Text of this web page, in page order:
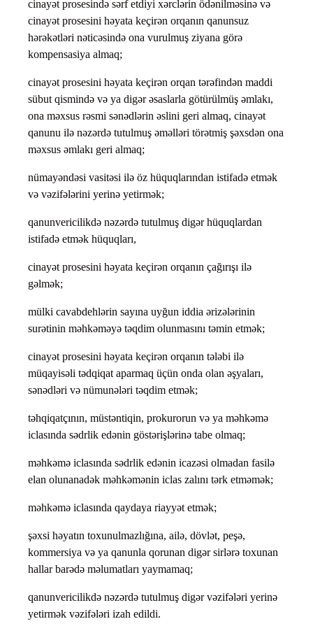
cinayət prosesində sərf etdiyi xərclərin ödənilməsinə və
cinayət prosesini həyata keçirən orqanın qanunsuz
hərəkətləri nəticəsində ona vurulmuş ziyana görə
kompensasiya almaq;
cinayət prosesini həyata keçirən orqan tərəfindən maddi
sübut qismində və ya digər əsaslarla götürülmüş əmlakı,
ona məxsus rəsmi sənədlərin əslini geri almaq, cinayət
qanunu ilə nəzərdə tutulmuş əməlləri törətmiş şəxsdən ona
məxsus əmlakı geri almaq;
nümayəndəsi vasitəsi ilə öz hüquqlarından istifadə etmək
və vəzifələrini yerinə yetirmək;
qanunvericilikdə nəzərdə tutulmuş digər hüquqlardan
istifadə etmək hüquqları,
cinayət prosesini həyata keçirən orqanın çağırışı ilə
gəlmək;
mülki cavabdehlərin sayına uyğun iddia ərizələrinin
surətinin məhkəməyə təqdim olunmasını təmin etmək;
cinayət prosesini həyata keçirən orqanın tələbi ilə
müqayisəli tədqiqat aparmaq üçün onda olan əşyaları,
sənədləri və nümunələri təqdim etmək;
təhqiqatçının, müstəntiqin, prokurorun və ya məhkəmə
iclasında sədrlik edənin göstərişlərinə tabe olmaq;
məhkəmə iclasında sədrlik edənin icazəsi olmadan fasilə
elan olunanadək məhkəmənin iclas zalını tərk etməmək;
məhkəmə iclasında qaydaya riayyət etmək;
şəxsi həyatın toxunulmazlığına, ailə, dövlət, peşə,
kommersiya və ya qanunla qorunan digər sirlərə toxunan
hallar barədə məlumatları yaymamaq;
qanunvericilikdə nəzərdə tutulmuş digər vəzifələri yerinə
yetirmək vəzifələri izah edildi.